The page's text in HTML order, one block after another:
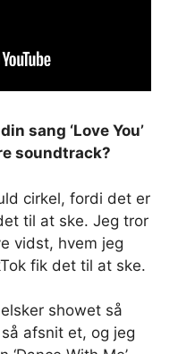
sang ‘Love You’
soundtrack?
cirkel, fordi det er
til at ske. Jeg tror
vidst, hvem jeg
fik det til at ske.
showet så
afsnit et, og jeg